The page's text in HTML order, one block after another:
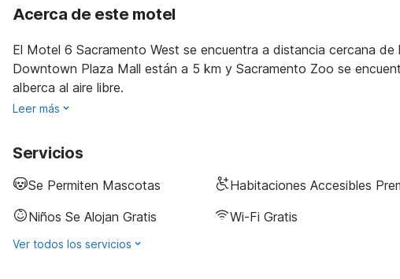
Acerca de este motel
El Motel 6 Sacramento West se encuentra a distancia cercana
Downtown Plaza Mall están a 5 km y Sacramento Zoo se
alberca al aire libre.
Leer más
Servicios
Se Permiten Mascotas Habitaciones Accesibles
Niños Se Alojan Gratis
Wi-Fi Gratis
Ver todos los servicios